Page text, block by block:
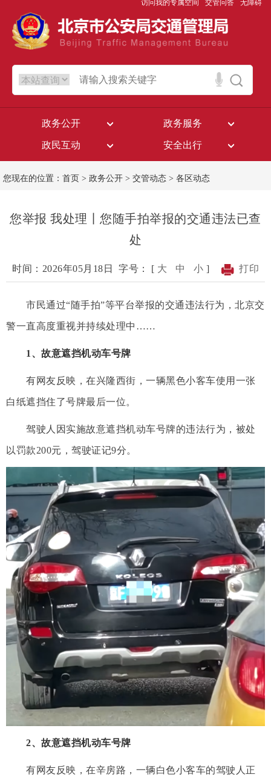
访问我的专属空间 交管问答 无障碍
政务公开 政务服务
政民互动 安全出行
您现在的位置： 首页 > 政务公开 > 交管动态 > 各区动态
您举报 我处理丨您随手拍举报的交通违法已查
处
时间：2026年05月18日 字号： [ 大 中 小 ] 打印
市民通过“随手拍”等平台举报的交通违法行为，北京交
警一直高度重视并持续处理中……
1、故意遮挡机动车号牌
有网友反映，在兴隆西街，一辆黑色小客车使用一张
白纸遮挡住了号牌最后一位。
驾驶人因实施故意遮挡机动车号牌的违法行为，被处
以罚款200元，驾驶证记9分。
2、故意遮挡机动车号牌
有网友反映，在辛房路，一辆白色小客车的驾驶人正